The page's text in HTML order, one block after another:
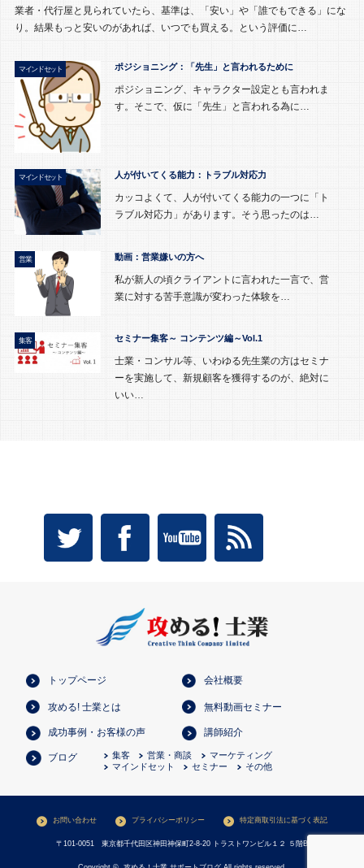
業者・代行屋と見られていたら、基準は、「安い」や「誰でもできる」にな
り。結果もっと安いのがあれば、いつでも買える。という評価に…
マインドセット ポジショニング：「先生」と言われるために
ポジショニング、キャラクター設定とも言われま
す。そこで、仮に「先生」と言われる為に…
マインドセット 人が付いてくる能力：トラブル対応力
カッコよくて、人が付いてくる能力の一つに「ト
ラブル対応力」があります。そう思ったのは…
営業 動画：営業嫌いの方へ
私が新人の頃クライアントに言われた一言で、営
業に対する苦手意識が変わった体験を…
集客 セミナー集客～ コンテンツ編～Vol.1
士業・コンサル等、いわゆる先生業の方はセミナ
ーを実施して、新規顧客を獲得するのが、絶対に
いい…
トップページ 会社概要
攻める! 士業とは 無料動画セミナー
成功事例・お客様の声 講師紹介
ブログ 集客 営業・商談
マーケティング
マインドセット
セミナー その他
お問い合わせ プライバシーポリシー 特定商取引法に基づく表記
〒101-0051 東京都千代田区神田神保町2-8-20 トラストワンビル１２ ５階B